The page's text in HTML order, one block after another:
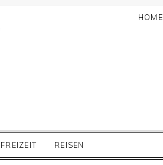
HOME
FREIZEIT REISEN